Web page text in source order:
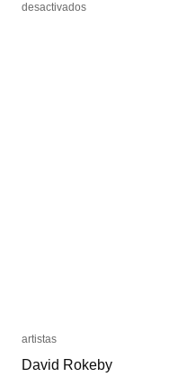
desactivadosen
desactivadosen
artistas
David Rokeby
artistas
David Rokeby